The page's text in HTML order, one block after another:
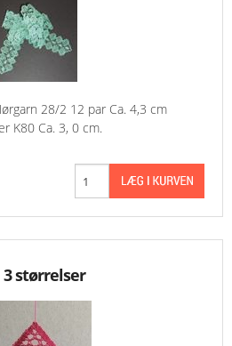
28/2 12 par Ca. 4,3 cm
K80 Ca. 3, 0 cm.
størrelser